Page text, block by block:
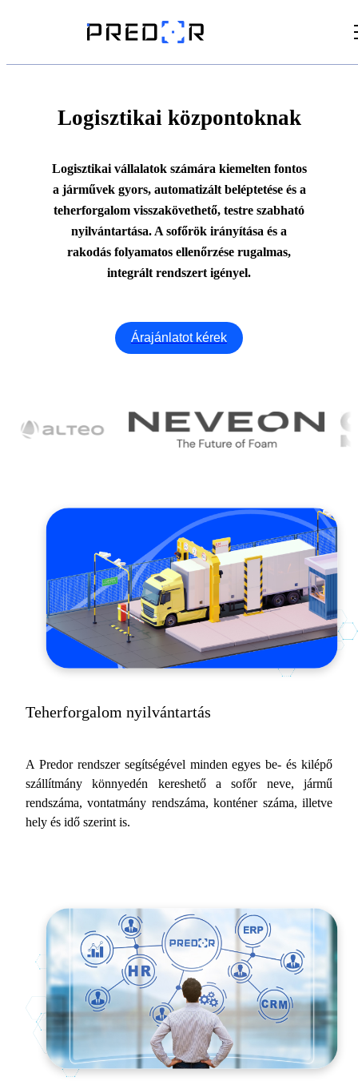
Videók
Dokumentumtár
Logisztikai központoknak
Logisztikai vállalatok számára kiemelten fontos
a járművek gyors, automatizált beléptetése és a
teherforgalom visszakövethető, testre szabható
nyilvántartása. A sofőrök irányítása és a
rakodás folyamatos ellenőrzése rugalmas,
integrált rendszert igényel.
Árajánlatot kérek
Teherforgalom nyilvántartás
A Predor rendszer segítségével minden egyes be- és kilépő
szállítmány könnyedén kereshető a sofőr neve, jármű
rendszáma, vontatmány rendszáma, konténer száma, illetve
hely és idő szerint is.